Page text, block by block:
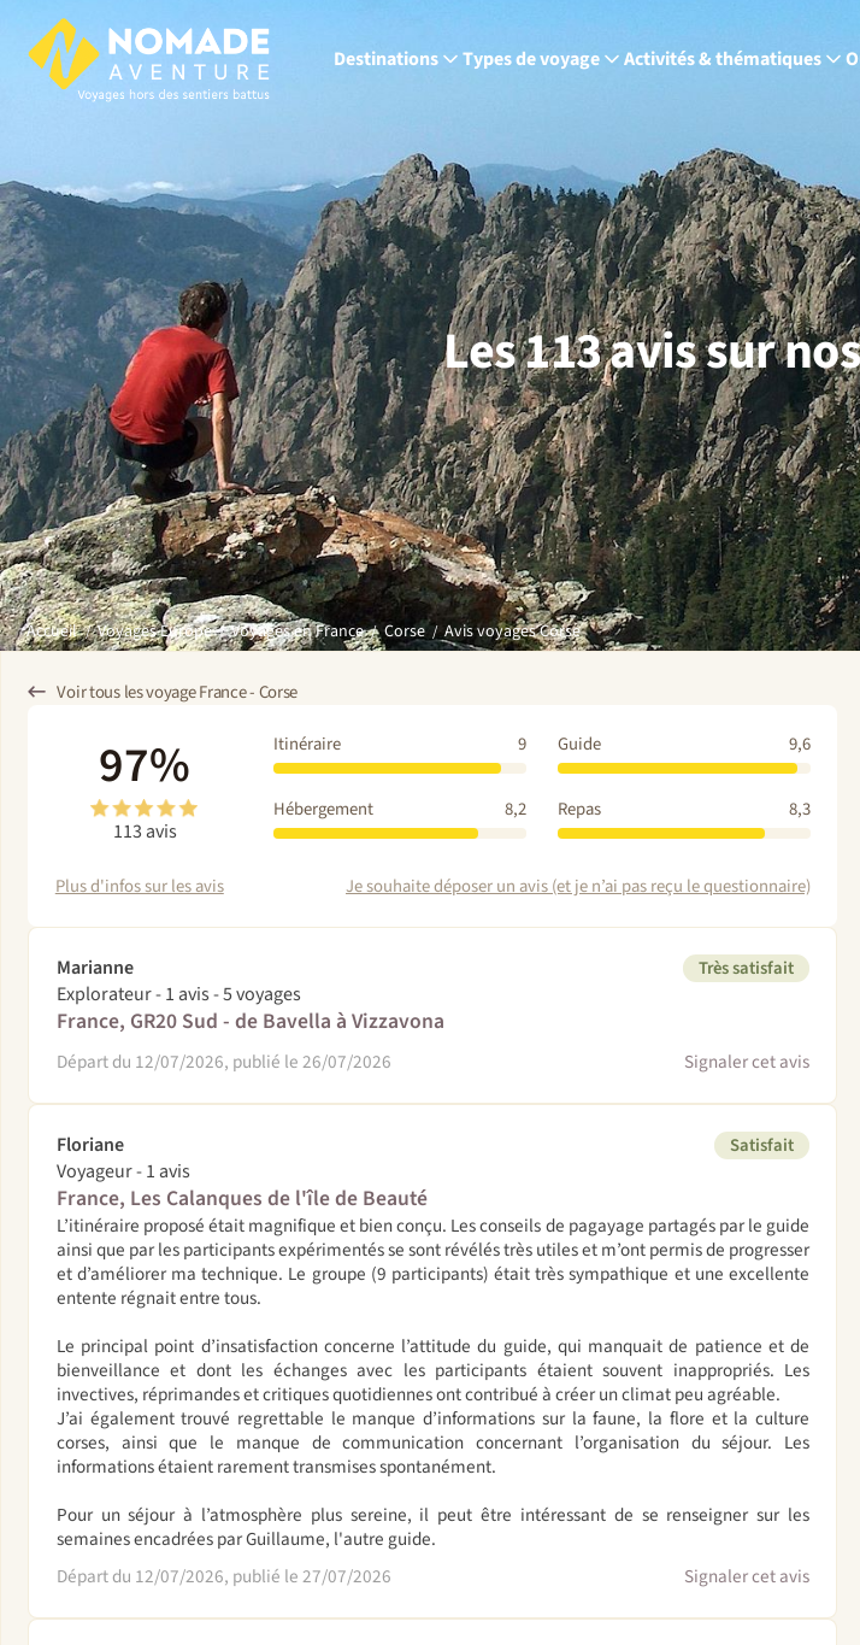
Destinations Types de voyage Activités & thématiques
Les 113 avis sur
Accueil Voyages Europe Voyages en France Corse Avis voyages Corse
Voir tous les voyage France - Corse
97%
113 avis
Itinéraire 9 Guide 9,6
Hébergement 8,2 Repas 8,3
Plus d'infos sur les avis Je souhaite déposer un avis (et je n’ai pas reçu le questionnaire)
Très satisfait
Marianne
Explorateur - 1 avis - 5 voyages
France, GR20 Sud - de Bavella à Vizzavona
Départ du 12/07/2026, publié le 26/07/2026 Signaler cet avis
Satisfait
Floriane
Voyageur - 1 avis
France, Les Calanques de l'île de Beauté
L’itinéraire proposé était magnifique et bien conçu. Les conseils de pagayage partagés par le guide
ainsi que par les participants expérimentés se sont révélés très utiles et m’ont permis de progresser
et d’améliorer ma technique. Le groupe (9 participants) était très sympathique et une excellente
entente régnait entre tous.
Le principal point d’insatisfaction concerne l’attitude du guide, qui manquait de patience et de
bienveillance et dont les échanges avec les participants étaient souvent inappropriés. Les
invectives, réprimandes et critiques quotidiennes ont contribué à créer un climat peu agréable.
J’ai également trouvé regrettable le manque d’informations sur la faune, la flore et la culture
corses, ainsi que le manque de communication concernant l’organisation du séjour. Les
informations étaient rarement transmises spontanément.
Pour un séjour à l’atmosphère plus sereine, il peut être intéressant de se renseigner sur les
semaines encadrées par Guillaume, l'autre guide.
Départ du 12/07/2026, publié le 27/07/2026
Signaler cet avis